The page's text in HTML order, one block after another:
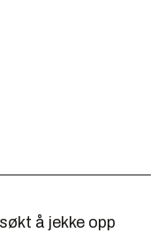
å jekke opp